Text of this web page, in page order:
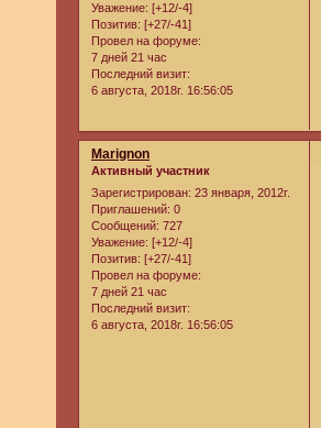
Уважение: [+12/-4]
Позитив: [+27/-41]
Провел на форуме:
7 дней 21 час
Последний визит:
6 августа, 2018г. 16:56:05
Marignon
Активный участник
Зарегистрирован: 23 января, 2012г.
Приглашений: 0
Сообщений: 727
Уважение: [+12/-4]
Позитив: [+27/-41]
Провел на форуме:
7 дней 21 час
Последний визит:
6 августа, 2018г. 16:56:05